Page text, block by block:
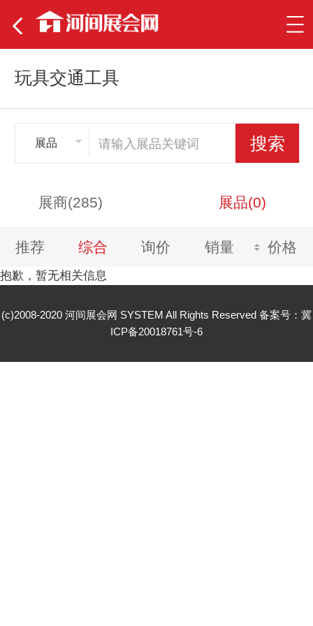
玩具交通工具
展品
展商(285) 展品(0)
推荐 综合 询价 销量 价格
抱歉，暂无相关信息
(c)2008-2020 河间展会网 SYSTEM All Rights Reserved 备案号： 冀
ICP备20018761号-6